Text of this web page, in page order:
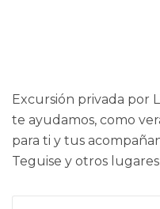
Excursión privada por
te ayudamos, como
para ti y tus
Teguise y otros